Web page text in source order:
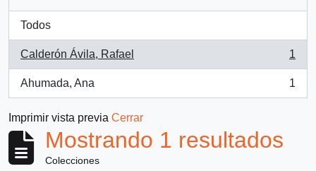
Todos
Calderón Ávila, Rafael
, 1 resultados
1
Ahumada, Ana
, 1 resultados
1
Imprimir vista previa Cerrar
Mostrando 1 resultados
Colecciones